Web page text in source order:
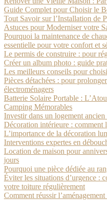
Guide Complet pour Choisir le
Tout Savoir sur l’Installation de
Astuces pour Moderniser votre
Pourquoi la maintenance de
essentielle pour votre confort et
Le permis de construire : pour
Créer un album photo : guide
Les meilleurs conseils pour
Pièces détachées : pour
électroménagers
Batterie Solaire Portable :
Camping Mémorables
Investir dans un logement
Décoration intérieure : comment
L’importance de la décoration
Interventions expertes en
Location de maison pour
jours
Pourquoi une pièce dédiée au
Éviter les situations d’urgence :
votre toiture régulièrement
Comment réussir